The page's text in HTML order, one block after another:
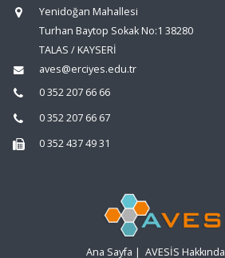
Yenidoğan Mahallesi
Turhan Baytop Sokak No:1 38280
TALAS / KAYSERİ
aves@erciyes.edu.tr
0 352 207 66 66
0 352 207 66 67
0 352 437 49 31
Ana Sayfa | AVESİS Hakkında